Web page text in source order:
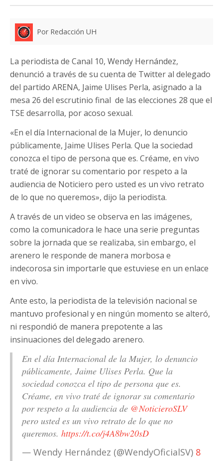
Por Redacción UH
La periodista de Canal 10, Wendy Hernández,
denunció a través de su cuenta de Twitter al delegado
del partido ARENA, Jaime Ulises Perla, asignado a la
mesa 26 del escrutinio final de las elecciones 28 que el
TSE desarrolla, por acoso sexual.
«En el día Internacional de la Mujer, lo denuncio
públicamente, Jaime Ulises Perla. Que la sociedad
conozca el tipo de persona que es. Créame, en vivo
traté de ignorar su comentario por respeto a la
audiencia de Noticiero pero usted es un vivo retrato
de lo que no queremos», dijo la periodista.
A través de un video se observa en las imágenes,
como la comunicadora le hace una serie preguntas
sobre la jornada que se realizaba, sin embargo, el
arenero le responde de manera morbosa e
indecorosa sin importarle que estuviese en un enlace
en vivo.
Ante esto, la periodista de la televisión nacional se
mantuvo profesional y en ningún momento se alteró,
ni respondió de manera prepotente a las
insinuaciones del delegado arenero.
En el día Internacional de la Mujer, lo denuncio
públicamente, Jaime Ulises Perla. Que la
sociedad conozca el tipo de persona que es.
Créame, en vivo traté de ignorar su comentario
por respeto a la audiencia de @NoticieroSLV
pero usted es un vivo retrato de lo que no
queremos. https://t.co/j4A8bw20sD
— Wendy Hernández (@WendyOficialSV) 8